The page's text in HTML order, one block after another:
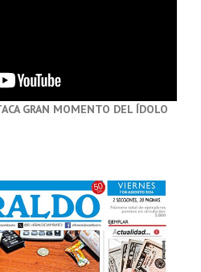
GRAN MOMENTO DEL ÍDOLO